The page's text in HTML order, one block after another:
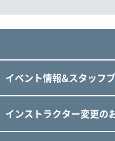
イベント情報&スタッフ
インストラクター変更の